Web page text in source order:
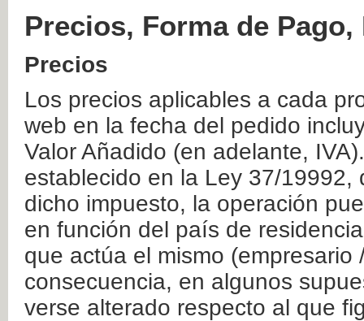
Precios, Forma de
Precios
Los precios aplicables a cada
web en la fecha del pedido
Valor Añadido (en adelante,
establecido en la Ley 37/
dicho impuesto, la operación
en función del país de
que actúa el mismo
consecuencia, en algunos
verse alterado respecto al que